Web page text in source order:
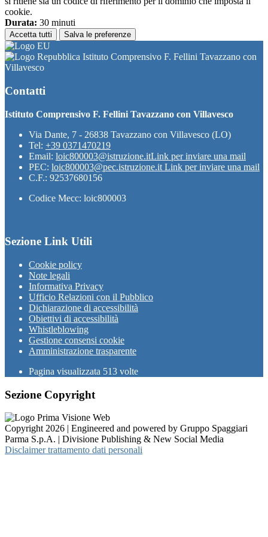
cookie.
Durata: 30 minuti
Accetta tutti Salva le preferenze
Istituto Comprensivo F. Fellini Tavazzano con
Villavesco
Contatti
Istituto Comprensivo F. Fellini Tavazzano con Villavesco
Via Dante, 7 - 26838 Tavazzano con Villavesco (LO)
Tel: +39 0371470219
Email: loic800003@istruzione.itLink per inviare una mail
PEC: loic800003@pec.istruzione.it Link per inviare una mail
C.F.: 92537680156
Codice Mecc: loic800003
Sezione Link Utili
Cookie policy
Note legali
Informativa Privacy
Ufficio Relazioni con il Pubblico
Dichiarazione di accessibilità
Obiettivi di accessibilità
Whistleblowing
Gestione consensi cookie
Amministrazione trasparente
Pagina visualizzata 513 volte
Sezione Copyright
Copyright 2026 | Engineered and powered by Gruppo Spaggiari
Parma S.p.A. | Divisione Publishing & New Social Media
Disclaimer trattamento dati personali